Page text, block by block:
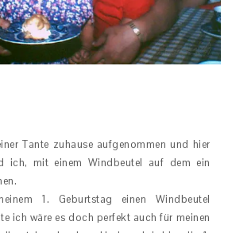
Tante zuhause aufgenommen und hier
ich, mit einem Windbeutel auf dem ein
1. Geburtstag einen Windbeutel
ich wäre es doch perfekt auch für meinen